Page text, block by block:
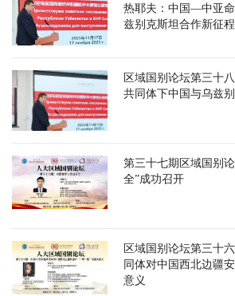
热耶夫：中国—中亚
兹别克斯坦合作新征程
区域国别论坛第三十
共同体下中国与乌兹
第三十七期区域国别
全”成功召开
区域国别论坛第三十
同体对中国西北边疆
意义